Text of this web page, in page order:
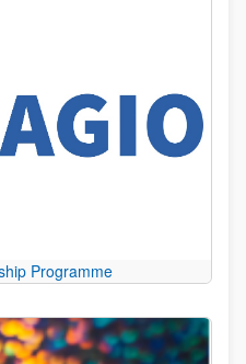
Programme